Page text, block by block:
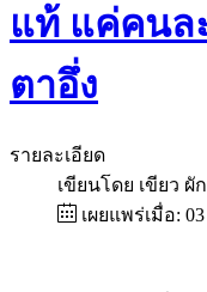
แท้ แค่คนล
ตาอึ่ง
รายละเอียด
เขียนโดย เขียว ผั
เผยแพร่เมื่อ: